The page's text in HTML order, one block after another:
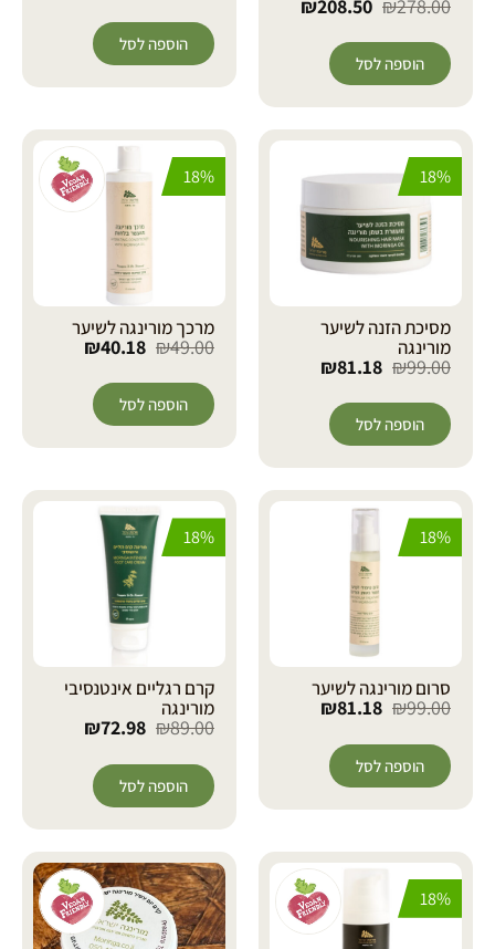
₪278.00
₪208.50
הוספה לסל
הוספה לסל
18%
מסיכת הזנה לשיער
מורינגה
₪99.00
₪81.18
הוספה לסל
18%
מרכך מורינגה לשיער
₪49.00
₪40.18
הוספה לסל
18%
סרום מורינגה לשיער
₪99.00
₪81.18
הוספה לסל
18%
קרם רגליים אינטנסיבי
מורינגה
₪89.00
₪72.98
הוספה לסל
18%